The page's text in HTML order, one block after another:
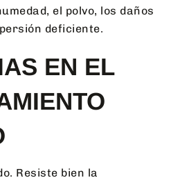
el polvo, los daños
deficiente.
EN EL
Resiste bien la